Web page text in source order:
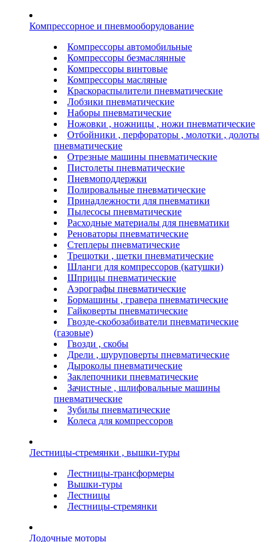
Компрессорное и пневмооборудование
Компрессоры автомобильные
Компрессоры безмаслянные
Компрессоры винтовые
Компрессоры масляные
Краскораспылители пневматические
Лобзики пневматические
Наборы пневматические
Ножовки , ножницы , ножи пневматические
Отбойники , перфораторы , молотки , долоты
пневматические
Отрезные машины пневматические
Пистолеты пневматические
Пневмоподдержки
Полировальные пневматические
Принадлежности для пневматики
Пылесосы пневматические
Расходные материалы для пневматики
Реноваторы пневматические
Степлеры пневматические
Трещотки , щетки пневматические
Шланги для компрессоров (катушки)
Шприцы пневматические
Аэрографы пневматические
Бормашины , гравера пневматические
Гайковерты пневматические
Гвозде-скобозабиватели пневматические
(газовые)
Гвозди , скобы
Дрели , шуруповерты пневматические
Дыроколы пневматические
Заклепочники пневматические
Зачистные , шлифовальные машины
пневматические
Зубилы пневматические
Колеса для компрессоров
Лестницы-стремянки , вышки-туры
Лестницы-трансформеры
Вышки-туры
Лестницы
Лестницы-стремянки
Лодочные моторы